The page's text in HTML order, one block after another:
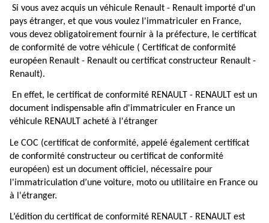
Si vous avez acquis un véhicule Renault - Renault importé d'un
pays étranger, et que vous voulez l'immatriculer en France,
vous devez obligatoirement fournir à la préfecture, le certificat
de conformité de votre véhicule ( Certificat de conformité
européen Renault - Renault ou certificat constructeur Renault -
Renault).
En effet, le certificat de conformité RENAULT - RENAULT est un
document indispensable afin d'immatriculer en France un
véhicule RENAULT acheté à l'étranger
Le COC (certificat de conformité, appelé également certificat
de conformité constructeur ou certificat de conformité
européen) est un document officiel, nécessaire pour
l'immatriculation d’une voiture, moto ou utilitaire en France ou
à l'étranger.
L’édition du certificat de conformité RENAULT - RENAULT est